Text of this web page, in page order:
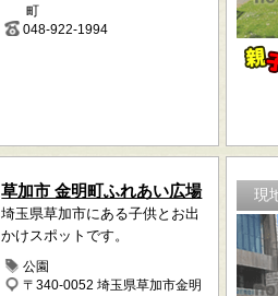
町
048-922-1994
草加市 金明町ふれあい広場
埼玉県草加市にある子供とお出
かけスポットです。
公園
〒340-0052 埼玉県草加市金明
現